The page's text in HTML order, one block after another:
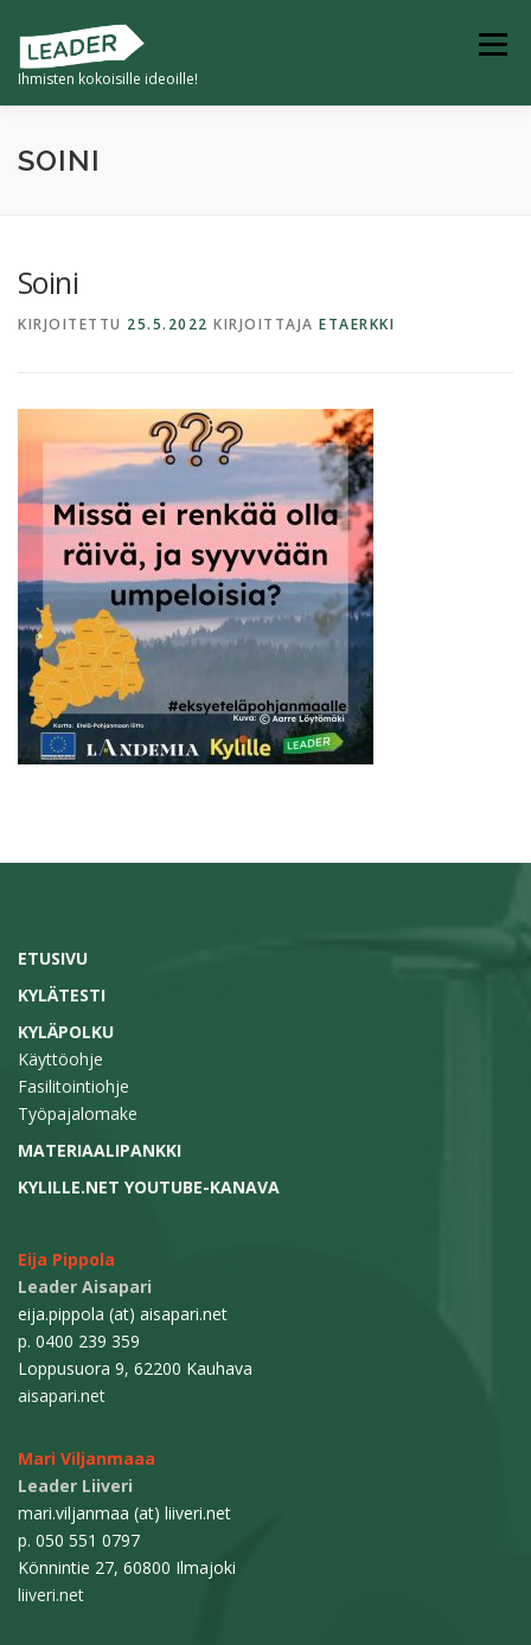
sisältöön
Ihmisten kokoisille ideoille!
Valikko
ETUSIVU
KYLILLE -HANKKEET
SOINI
Soini
KIRJOITETTU 25.5.2022 KIRJOITTAJA ETAERKKI
ETUSIVU
KYLÄTESTI
KYLÄPOLKU
Käyttöohje
Fasilitointiohje
Työpajalomake
MATERIAALIPANKKI
KYLILLE.NET YOUTUBE-KANAVA
Eija Pippola
Leader Aisapari
eija.pippola (at) aisapari.net
p. 0400 239 359
Loppusuora 9, 62200 Kauhava
aisapari.net
Mari Viljanmaaa
Leader Liiveri
mari.viljanmaa (at) liiveri.net
p. 050 551 0797
Könnintie 27, 60800 Ilmajoki
liiveri.net